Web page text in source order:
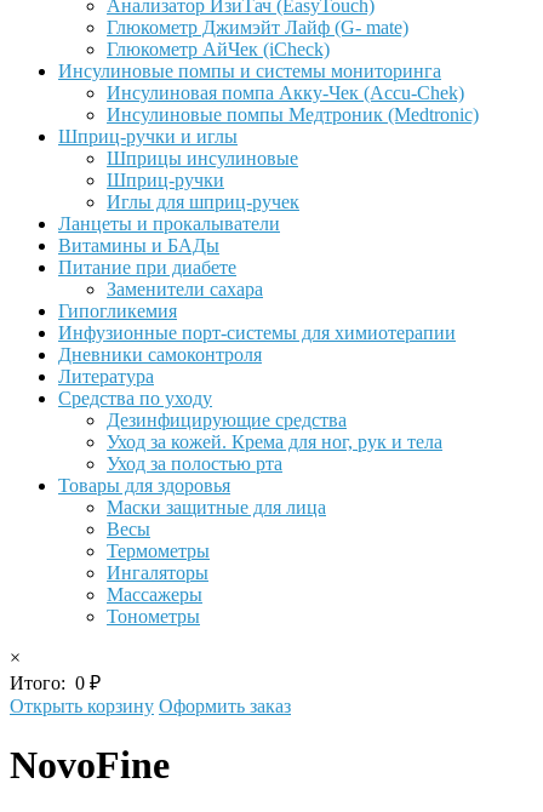
Анализатор ИзиТач (EasyTouch)
Глюкометр Джимэйт Лайф (G- mate)
Глюкометр АйЧек (iCheck)
Инсулиновые помпы и системы мониторинга
Инсулиновая помпа Акку-Чек (Accu-Chek)
Инсулиновые помпы Медтроник (Medtronic)
Шприц-ручки и иглы
Шприцы инсулиновые
Шприц-ручки
Иглы для шприц-ручек
Ланцеты и прокалыватели
Витамины и БАДы
Питание при диабете
Заменители сахара
Гипогликемия
Инфузионные порт-системы для химиотерапии
Дневники самоконтроля
Литература
Средства по уходу
Дезинфицирующие средства
Уход за кожей. Крема для ног, рук и тела
Уход за полостью рта
Товары для здоровья
Маски защитные для лица
Весы
Термометры
Ингаляторы
Массажеры
Тонометры
×
Итого: 0 ₽
Открыть корзину Оформить заказ
NovoFine